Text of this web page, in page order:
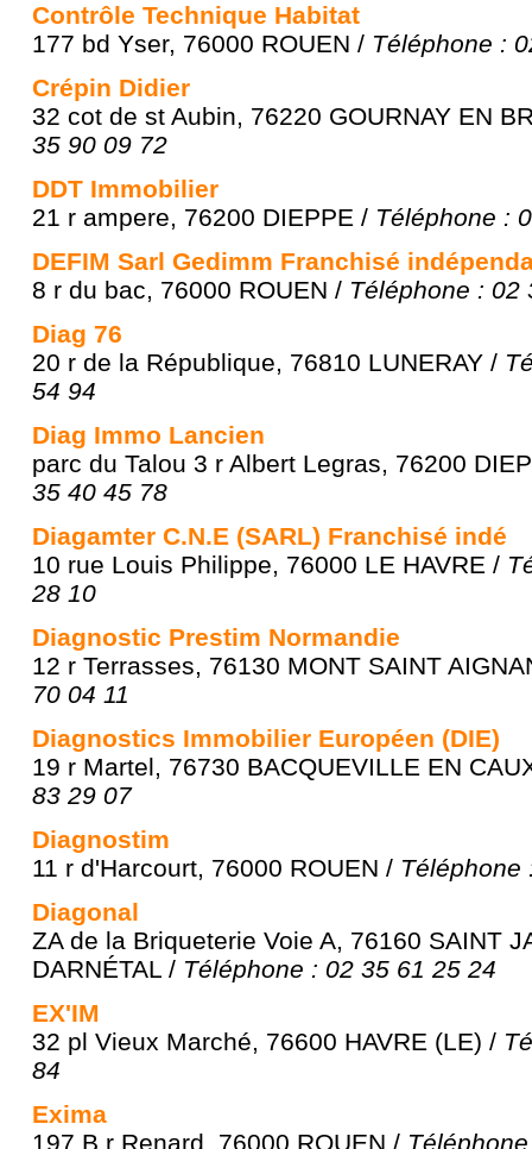
Contrôle Technique Habitat
177 bd Yser, 76000 ROUEN / Téléphone :
Crépin Didier
32 cot de st Aubin, 76220 GOURNAY EN
35 90 09 72
DDT Immobilier
21 r ampere, 76200 DIEPPE / Téléphone :
DEFIM Sarl Gedimm Franchisé
8 r du bac, 76000 ROUEN / Téléphone : 02
Diag 76
20 r de la République, 76810 LUNERAY /
54 94
Diag Immo Lancien
parc du Talou 3 r Albert Legras, 76200
35 40 45 78
Diagamter C.N.E (SARL) Franchisé indé
10 rue Louis Philippe, 76000 LE HAVRE /
28 10
Diagnostic Prestim Normandie
12 r Terrasses, 76130 MONT SAINT
70 04 11
Diagnostics Immobilier Européen (DIE)
19 r Martel, 76730 BACQUEVILLE EN
83 29 07
Diagnostim
11 r d'Harcourt, 76000 ROUEN / Téléphone
Diagonal
ZA de la Briqueterie Voie A, 76160 SAINT
DARNÉTAL / Téléphone : 02 35 61 25 24
EX'IM
32 pl Vieux Marché, 76600 HAVRE (LE) /
84
Exima
197 B r Renard, 76000 ROUEN /